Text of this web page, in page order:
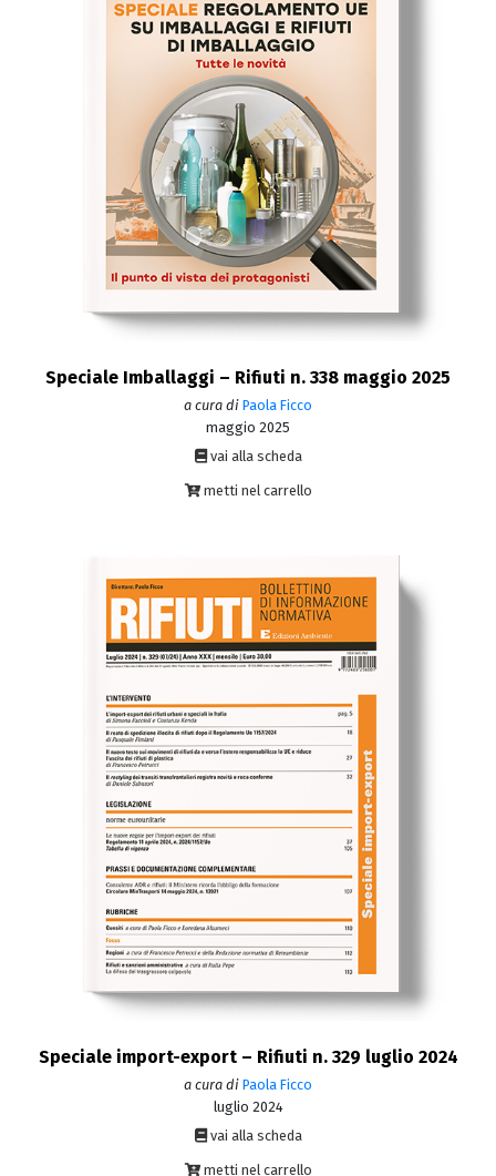
Speciale Imballaggi – Rifiuti n. 338 maggio 2025
a cura di Paola Ficco
maggio 2025
vai alla scheda
metti nel carrello
Speciale import-export – Rifiuti n. 329 luglio 2024
a cura di Paola Ficco
luglio 2024
vai alla scheda
metti nel carrello